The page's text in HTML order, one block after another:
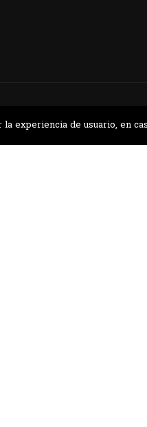
experiencia de usuario, en